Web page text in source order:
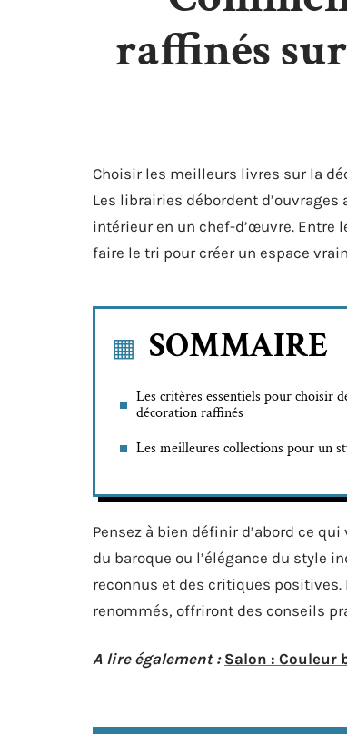
raffinés
Choisir les meilleurs livres sur la
Les librairies débordent
intérieur en un chef-d’œuvre.
faire le tri pour créer un espace
SOMMAIRE
Les critères essentiels pour choisir
décoration raffinés
Les meilleures collections pour un
Pensez à bien définir d’abord ce
du baroque ou l’élégance du style
reconnus et des critiques
renommés, offriront des conseils
A lire également : Salon : Couleur